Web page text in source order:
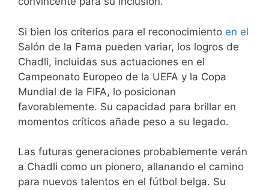
Si bien los criterios para el reconocimiento en el
Salón de la Fama pueden variar, los logros de
Chadli, incluidas sus actuaciones en el
Campeonato Europeo de la UEFA y la Copa
Mundial de la FIFA, lo posicionan
favorablemente. Su capacidad para brillar en
momentos críticos añade peso a su legado.
Las futuras generaciones probablemente verán
a Chadli como un pionero, allanando el camino
para nuevos talentos en el fútbol belga. Su